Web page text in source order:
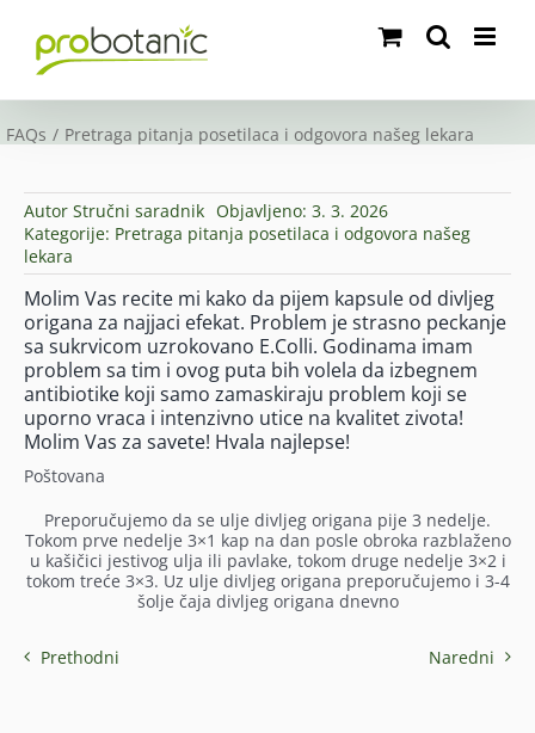
content
FAQs Pretraga pitanja posetilaca i odgovora našeg lekara
Autor Stručni saradnik Objavljeno: 3. 3. 2026
Kategorije: Pretraga pitanja posetilaca i odgovora našeg
lekara
Molim Vas recite mi kako da pijem kapsule od divljeg
origana za najjaci efekat. Problem je strasno peckanje
sa sukrvicom uzrokovano E.Colli. Godinama imam
problem sa tim i ovog puta bih volela da izbegnem
antibiotike koji samo zamaskiraju problem koji se
uporno vraca i intenzivno utice na kvalitet zivota!
Molim Vas za savete! Hvala najlepse!
Poštovana
Preporučujemo da se ulje divljeg origana pije 3 nedelje.
Tokom prve nedelje 3×1 kap na dan posle obroka razblaženo
u kašičici jestivog ulja ili pavlake, tokom druge nedelje 3×2 i
tokom treće 3×3. Uz ulje divljeg origana preporučujemo i 3-4
šolje čaja divljeg origana dnevno
Prethodni Naredni